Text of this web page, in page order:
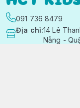
091 736 8479
Địa chỉ:14 Lê
Nẵng -